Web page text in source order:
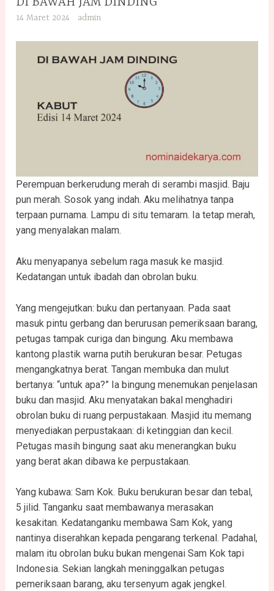
14 Maret 2024 admin
Perempuan berkerudung merah di serambi masjid. Baju
pun merah. Sosok yang indah. Aku melihatnya tanpa
terpaan purnama. Lampu di situ temaram. Ia tetap merah,
yang menyalakan malam.
Aku menyapanya sebelum raga masuk ke masjid.
Kedatangan untuk ibadah dan obrolan buku.
Yang mengejutkan: buku dan pertanyaan. Pada saat
masuk pintu gerbang dan berurusan pemeriksaan barang,
petugas tampak curiga dan bingung. Aku membawa
kantong plastik warna putih berukuran besar. Petugas
mengangkatnya berat. Tangan membuka dan mulut
bertanya: “untuk apa?” Ia bingung menemukan penjelasan
buku dan masjid. Aku menyatakan bakal menghadiri
obrolan buku di ruang perpustakaan. Masjid itu memang
menyediakan perpustakaan: di ketinggian dan kecil.
Petugas masih bingung saat aku menerangkan buku
yang berat akan dibawa ke perpustakaan.
Yang kubawa: Sam Kok. Buku berukuran besar dan tebal,
5 jilid. Tanganku saat membawanya merasakan
kesakitan. Kedatanganku membawa Sam Kok, yang
nantinya diserahkan kepada pengarang terkenal. Padahal,
malam itu obrolan buku bukan mengenai Sam Kok tapi
Indonesia. Sekian langkah meninggalkan petugas
pemeriksaan barang, aku tersenyum agak jengkel.